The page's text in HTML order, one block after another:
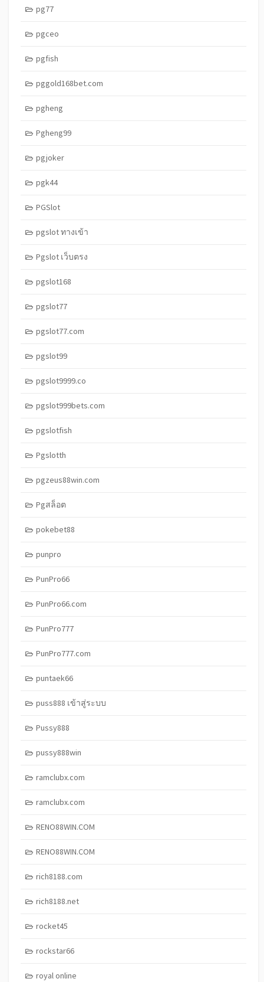
pg77
pgceo
pgfish
pggold168bet.com
pgheng
Pgheng99
pgjoker
pgk44
PGSlot
pgslot ทางเข้า
Pgslot เว็บตรง
pgslot168
pgslot77
pgslot77.com
pgslot99
pgslot9999.co
pgslot999bets.com
pgslotfish
Pgslotth
pgzeus88win.com
Pgสล็อต
pokebet88
punpro
PunPro66
PunPro66.com
PunPro777
PunPro777.com
puntaek66
puss888 เข้าสู่ระบบ
Pussy888
pussy888win
ramclubx.com
ramclubx.com
RENO88WIN.COM
RENO88WIN.COM
rich8188.com
rich8188.net
rocket45
rockstar66
royal online